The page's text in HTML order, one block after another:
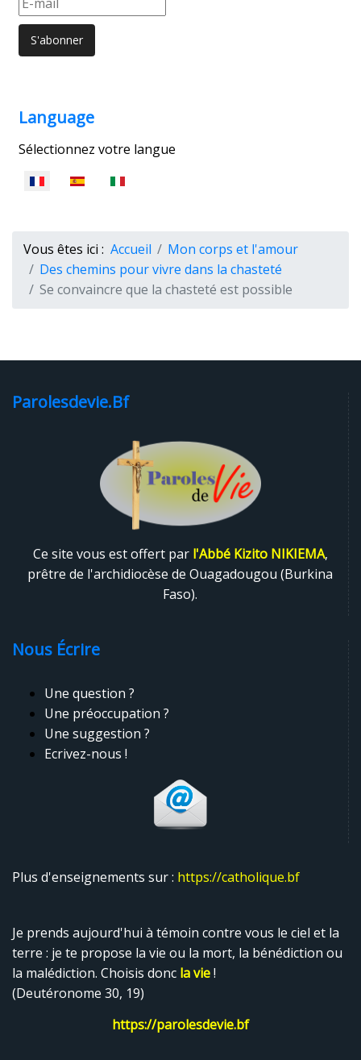
Language
Sélectionnez votre langue
Vous êtes ici : Accueil
Mon corps et l'amour
Des chemins pour vivre dans la chasteté
Se convaincre que la chasteté est possible
Parolesdevie.bf
Ce site vous est offert par l'Abbé Kizito NIKIEMA,
prêtre de l'archidiocèse de Ouagadougou (Burkina
Faso).
Nous Écrire
Une question ?
Une préoccupation ?
Une suggestion ?
Ecrivez-nous !
Plus d'enseignements sur : https://catholique.bf
Je prends aujourd'hui à témoin contre vous le ciel et la
terre : je te propose la vie ou la mort, la bénédiction ou
la malédiction. Choisis donc la vie!
(Deutéronome 30, 19)
https://parolesdevie.bf